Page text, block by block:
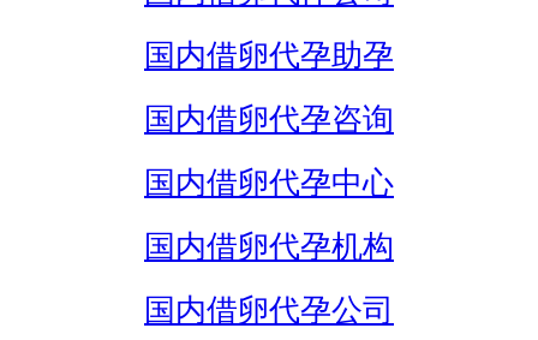
国内借卵代孕助孕
国内借卵代孕咨询
国内借卵代孕中心
国内借卵代孕机构
国内借卵代孕公司